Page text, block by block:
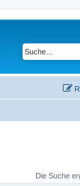
Die Suche